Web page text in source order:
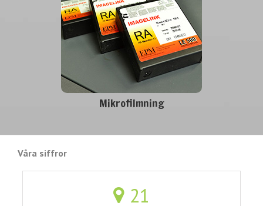
Mikrofilmning
Våra siffror
21